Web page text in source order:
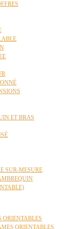
ET BRAS
SUR-MESURE
ORIENTABLES
ORIENTABLES